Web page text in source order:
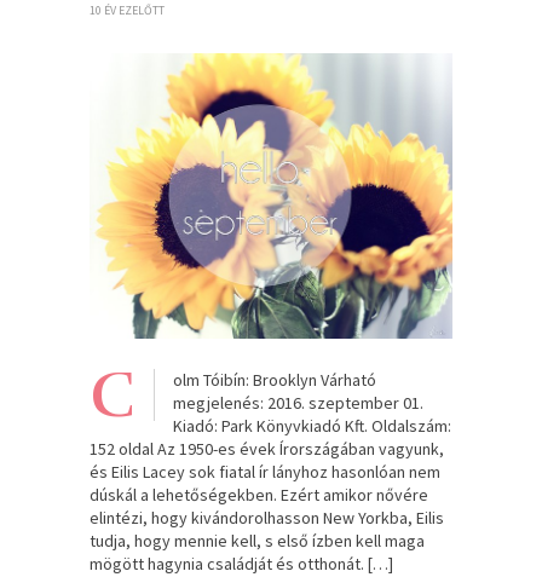
10 ÉV EZELŐTT
C
olm Tóibín: Brooklyn Várható
megjelenés: 2016. szeptember 01.
Kiadó: Park Könyvkiadó Kft. Oldalszám:
152 oldal Az 1950-es évek Írországában vagyunk,
és Eilis Lacey sok fiatal ír lányhoz hasonlóan nem
dúskál a lehetőségekben. Ezért amikor nővére
elintézi, hogy kivándorolhasson New Yorkba, Eilis
tudja, hogy mennie kell, s első ízben kell maga
mögött hagynia családját és otthonát. […]